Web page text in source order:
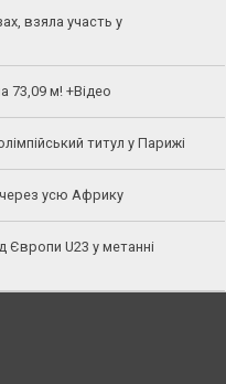
взяла участь у
73,09 м! +Відео
титул у Парижі
через усю Африку
U23 у метанні